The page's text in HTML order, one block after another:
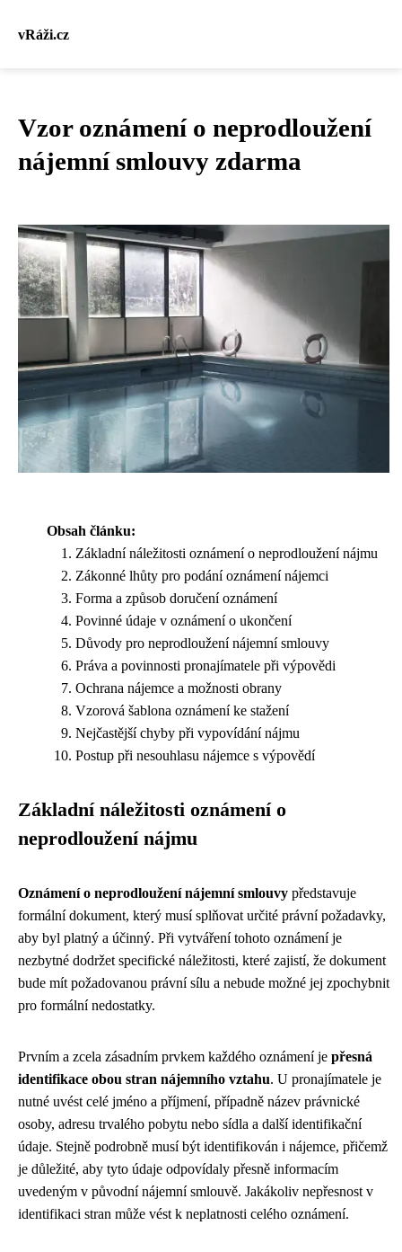
vRáži.cz
Vzor oznámení o neprodloužení
nájemní smlouvy zdarma
Obsah článku:
Základní náležitosti oznámení o neprodloužení nájmu
Zákonné lhůty pro podání oznámení nájemci
Forma a způsob doručení oznámení
Povinné údaje v oznámení o ukončení
Důvody pro neprodloužení nájemní smlouvy
Práva a povinnosti pronajímatele při výpovědi
Ochrana nájemce a možnosti obrany
Vzorová šablona oznámení ke stažení
Nejčastější chyby při vypovídání nájmu
Postup při nesouhlasu nájemce s výpovědí
Základní náležitosti oznámení o
neprodloužení nájmu
Oznámení o neprodloužení nájemní smlouvy představuje
formální dokument, který musí splňovat určité právní požadavky,
aby byl platný a účinný. Při vytváření tohoto oznámení je
nezbytné dodržet specifické náležitosti, které zajistí, že dokument
bude mít požadovanou právní sílu a nebude možné jej zpochybnit
pro formální nedostatky.
Prvním a zcela zásadním prvkem každého oznámení je přesná
identifikace obou stran nájemního vztahu. U pronajímatele je
nutné uvést celé jméno a příjmení, případně název právnické
osoby, adresu trvalého pobytu nebo sídla a další identifikační
údaje. Stejně podrobně musí být identifikován i nájemce, přičemž
je důležité, aby tyto údaje odpovídaly přesně informacím
uvedeným v původní nájemní smlouvě. Jakákoliv nepřesnost v
identifikaci stran může vést k neplatnosti celého oznámení.